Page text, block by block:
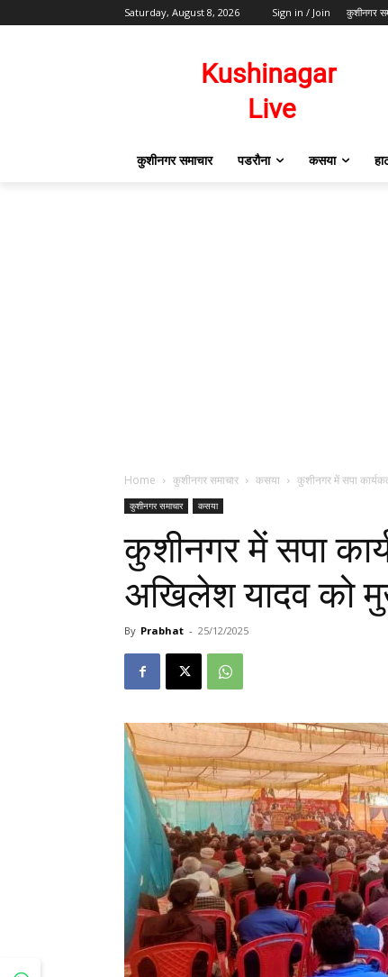
Saturday, August 8, 2026 Sign in / Join कुशीनगर
कुशीनगर समाचार पडरौना कसया
Home कुशीनगर समाचार कसया कुशीनगर में सपा
कुशीनगर समाचार कसया
कुशीनगर में सपा
अखिलेश यादव को
By Prabhat - 25/12/2025